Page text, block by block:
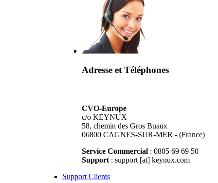
Adresse et Téléphones
CVO-Europe
c/o KEYNUX
58, chemin des Gros Buaux
06800 CAGNES-SUR-MER - (France)
Service Commercial : 0805 69 69 50
Support : support [at] keynux.com
Support Clients